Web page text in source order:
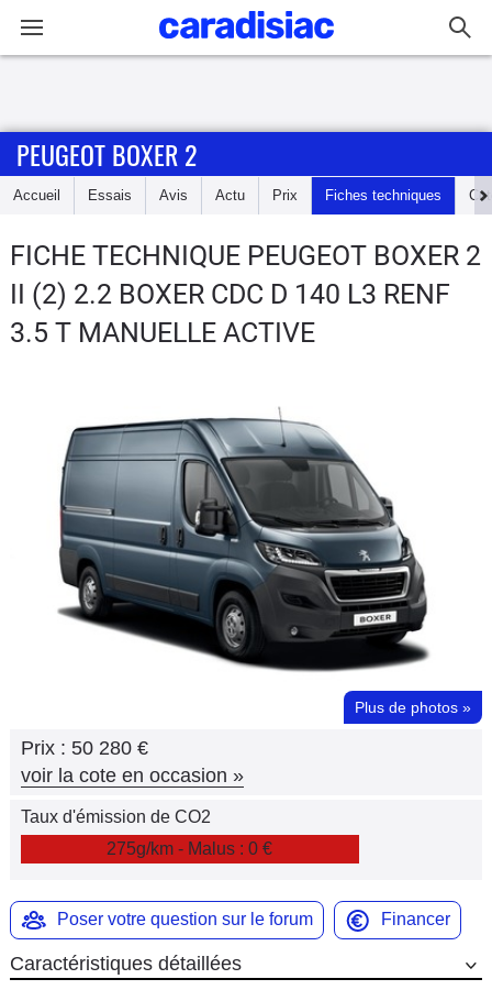
Accueil
Essais
Guide
d'achat
Utilitaires
Flottes
Services
Marques
PEUGEOT BOXER 2
Accueil Essais Avis Actu Prix Fiches techniques
FICHE TECHNIQUE PEUGEOT BOXER 2
II (2) 2.2 BOXER CDC D 140 L3 RENF
3.5 T MANUELLE ACTIVE
Plus de photos »
Prix : 50 280 €
voir la cote en occasion »
Taux d'émission de CO2
275g/km - Malus : 0 €
Poser votre question sur le forum Financer
Caractéristiques détaillées